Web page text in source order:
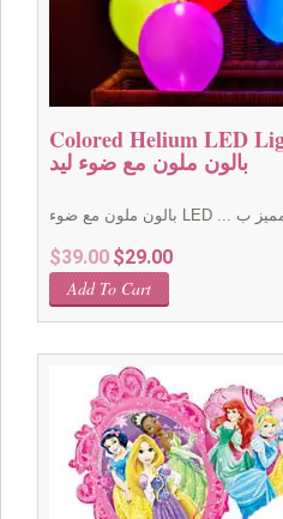
Colored Helium LED
بالون ملون مع ضوء ليد
$39.00 Original
price
was:
$29.00Current
Add To Cart